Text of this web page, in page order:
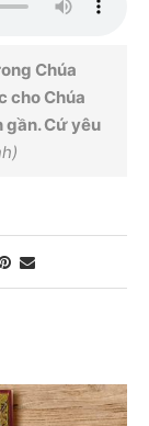
Chúa
cho Chúa
gần. Cứ yêu